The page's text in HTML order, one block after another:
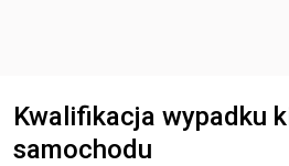
Kwalifikacja wypadku
samochodu